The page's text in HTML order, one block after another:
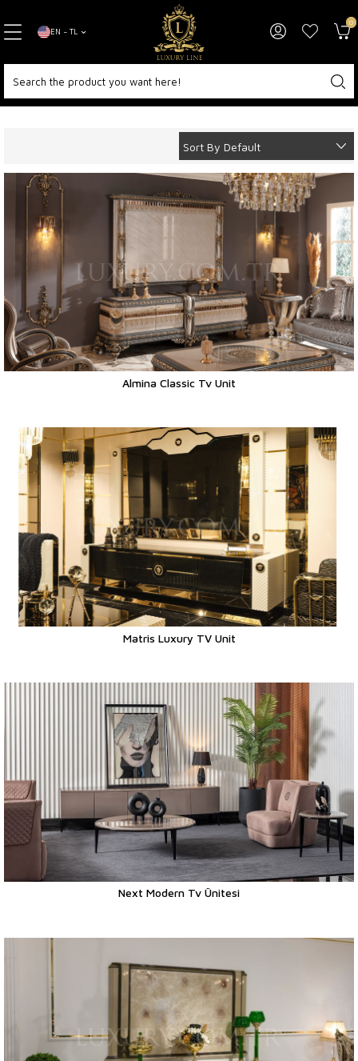
EN − TL
0
Almina Classic Tv Unit
Matris Luxury TV Unit
Next Modern Tv Ünitesi